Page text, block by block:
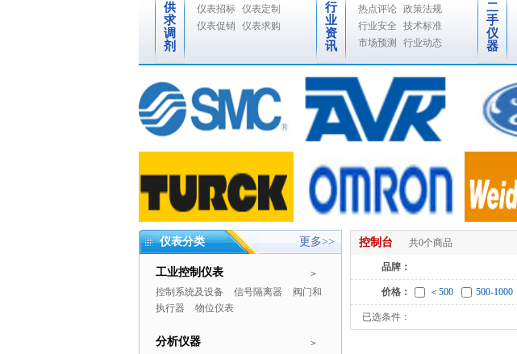
供
求
调
剂
仪表招标 仪表定制
仪表促销
仪表求购
行
业
资
讯
热点评论 政策法规
行业安全
技术标准
市场预测
行业动态
二
手
仪
器
仪表分类 更多>>
>
工业控制仪表
控制系统及设备 信号隔离器
阀门和
执行器
物位仪表
>
分析仪器
控制台 共0个商品
品牌：
价格： ＜500 500-1000
已选条件：